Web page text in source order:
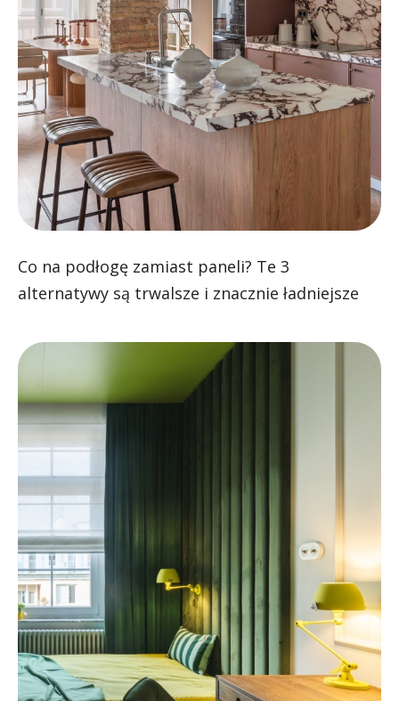
Co na podłogę zamiast paneli? Te 3
alternatywy są trwalsze i znacznie ładniejsze